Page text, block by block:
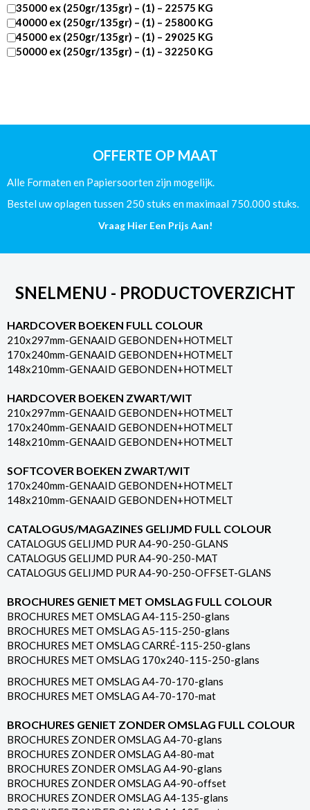
35000 ex (250gr/135gr) – (1) – 22575 KG
40000 ex (250gr/135gr) – (1) – 25800 KG
45000 ex (250gr/135gr) – (1) – 29025 KG
50000 ex (250gr/135gr) – (1) – 32250 KG
-
Glans
OFFERTE OP MAAT
Alle Formaten en Papiersoorten zijn mogelijk.
Bestel uw oplagen tussen 250 stuks en maximaal 750.000 stuks.
Vraag Hier Een Prijs Aan!
SNELMENU - PRODUCTOVERZICHT
HARDCOVER BOEKEN FULL COLOUR
210x297mm-GENAAID GEBONDEN+HOTMELT
170x240mm-GENAAID GEBONDEN+HOTMELT
148x210mm-GENAAID GEBONDEN+HOTMELT
HARDCOVER BOEKEN ZWART/WIT
210x297mm-GENAAID GEBONDEN+HOTMELT
170x240mm-GENAAID GEBONDEN+HOTMELT
148x210mm-GENAAID GEBONDEN+HOTMELT
SOFTCOVER BOEKEN ZWART/WIT
170x240mm-GENAAID GEBONDEN+HOTMELT
148x210mm-GENAAID GEBONDEN+HOTMELT
CATALOGUS/MAGAZINES GELIJMD FULL COLOUR
CATALOGUS GELIJMD PUR A4-90-250-GLANS
CATALOGUS GELIJMD PUR A4-90-250-MAT
CATALOGUS GELIJMD PUR A4-90-250-OFFSET-GLANS
BROCHURES GENIET MET OMSLAG FULL COLOUR
BROCHURES MET OMSLAG A4-115-250-glans
BROCHURES MET OMSLAG A5-115-250-glans
BROCHURES MET OMSLAG CARRÉ-115-250-glans
BROCHURES MET OMSLAG 170x240-115-250-glans
BROCHURES MET OMSLAG A4-70-170-glans
BROCHURES MET OMSLAG A4-70-170-mat
BROCHURES GENIET ZONDER OMSLAG FULL COLOUR
BROCHURES ZONDER OMSLAG A4-70-glans
BROCHURES ZONDER OMSLAG A4-80-mat
BROCHURES ZONDER OMSLAG A4-90-glans
BROCHURES ZONDER OMSLAG A4-90-offset
BROCHURES ZONDER OMSLAG A4-135-glans